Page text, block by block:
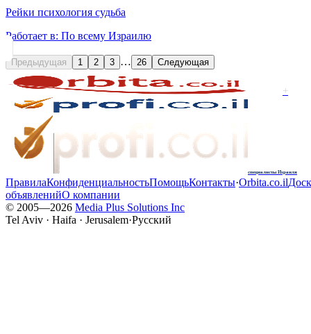
Рейки психология судьба
Работает в: По всему Израилю
Предыдущая 1 2 3 … 26 Следующая
+
специалисты Израиля
ПравилаКонфиденциальностьПомощьКонтакты·Orbita.co.il
объявленийО компании
© 2005—2026 Media Plus Solutions Inc
Tel Aviv · Haifa · Jerusalem·Русский